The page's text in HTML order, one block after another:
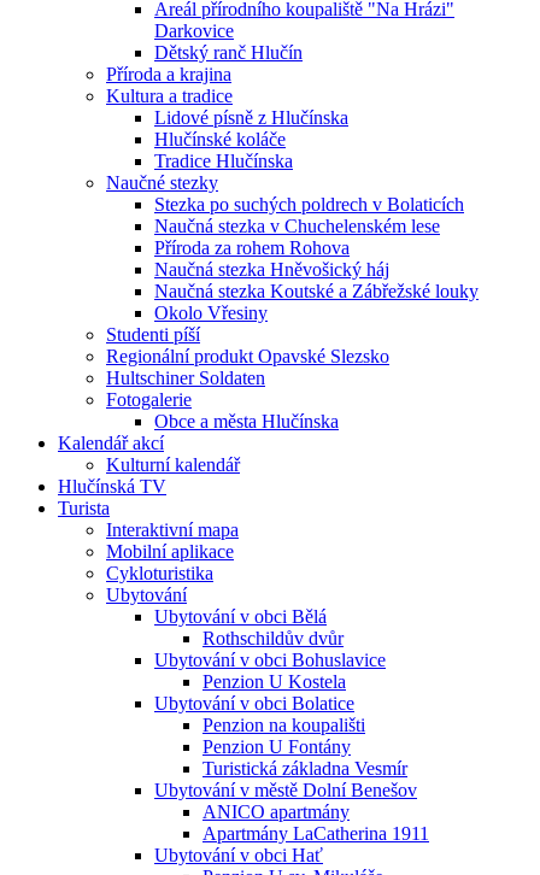
Areál přírodního koupaliště "Na Hrázi"
Darkovice
Dětský ranč Hlučín
Příroda a krajina
Kultura a tradice
Lidové písně z Hlučínska
Hlučínské koláče
Tradice Hlučínska
Naučné stezky
Stezka po suchých poldrech v Bolaticích
Naučná stezka v Chuchelenském lese
Příroda za rohem Rohova
Naučná stezka Hněvošický háj
Naučná stezka Koutské a Zábřežské louky
Okolo Vřesiny
Studenti píší
Regionální produkt Opavské Slezsko
Hultschiner Soldaten
Fotogalerie
Obce a města Hlučínska
Kalendář akcí
Kulturní kalendář
Hlučínská TV
Turista
Interaktivní mapa
Mobilní aplikace
Cykloturistika
Ubytování
Ubytování v obci Bělá
Rothschildův dvůr
Ubytování v obci Bohuslavice
Penzion U Kostela
Ubytování v obci Bolatice
Penzion na koupališti
Penzion U Fontány
Turistická základna Vesmír
Ubytování v městě Dolní Benešov
ANICO apartmány
Apartmány LaCatherina 1911
Ubytování v obci Hať